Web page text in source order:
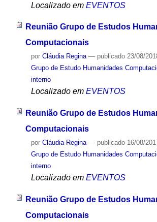
Localizado em EVENTOS
Reunião Grupo de Estudos
Computacionais
por Cláudia Regina — publicado23/08/
Grupo de Estudo Humanidades
interno
Localizado em EVENTOS
Reunião Grupo de Estudos
Computacionais
por Cláudia Regina — publicado16/08/
Grupo de Estudo Humanidades
interno
Localizado em EVENTOS
Reunião Grupo de Estudos
Computacionais